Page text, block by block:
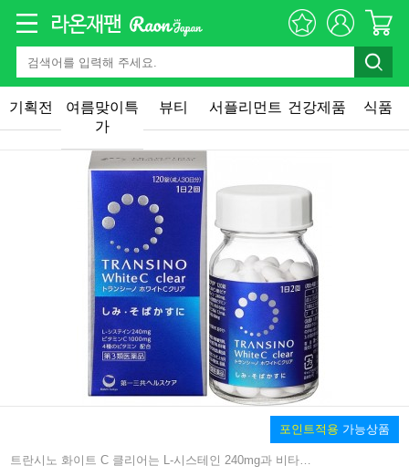
기획전
여름맞이특
가
뷰티 서플리먼트 건강제품 식품
포인트적용 가능상품
트란시노 화이트 C 클리어는 L-시스테인 240mg과 비타민C 1000mg 고함량으로 몸속부터 잡티·기미 케어. 비타민 E·B2·B6·니코틴아마이드 4종 피부 비타민 추가.